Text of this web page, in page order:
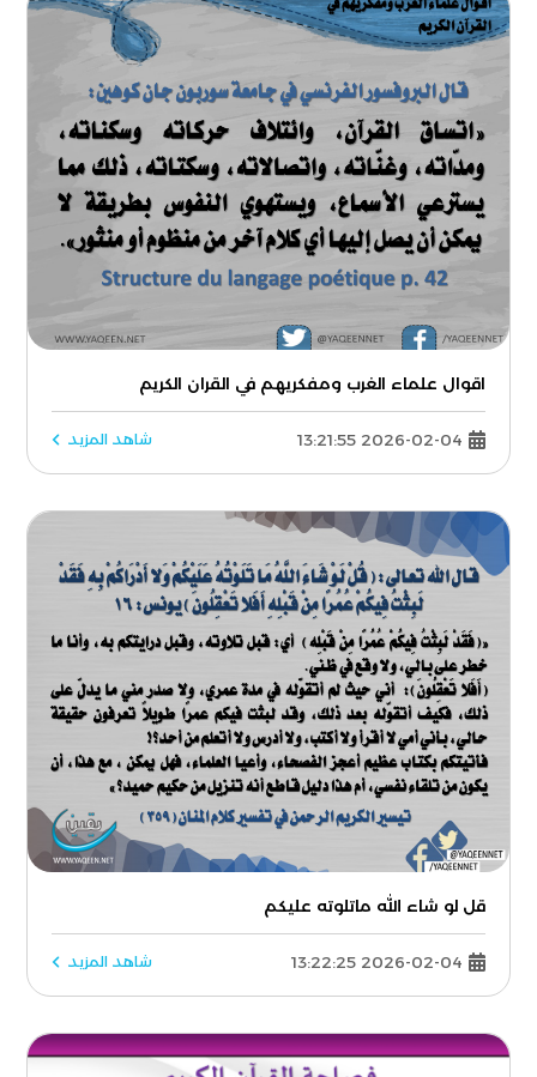
اقوال علماء الغرب ومفكريهم في القران الكريم
2026-02-04 13:21:55 شاهد المزيد
قل لو شاء الله ماتلوته عليكم
2026-02-04 13:22:25 شاهد المزيد